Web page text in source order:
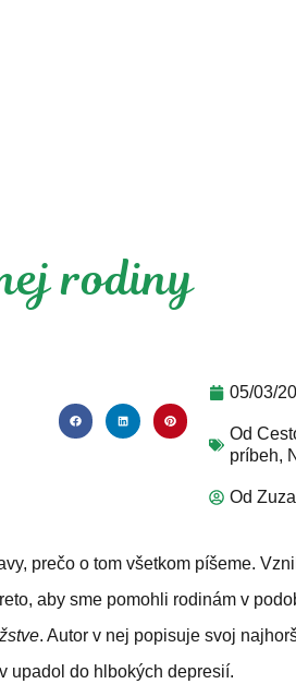
rodiny
05/03/
Od
príbeh,
Od
prečo o tom všetkom píšeme.
aby sme pomohli rodinám v
. Autor v nej popisuje svoj
upadol do hlbokých depresií.